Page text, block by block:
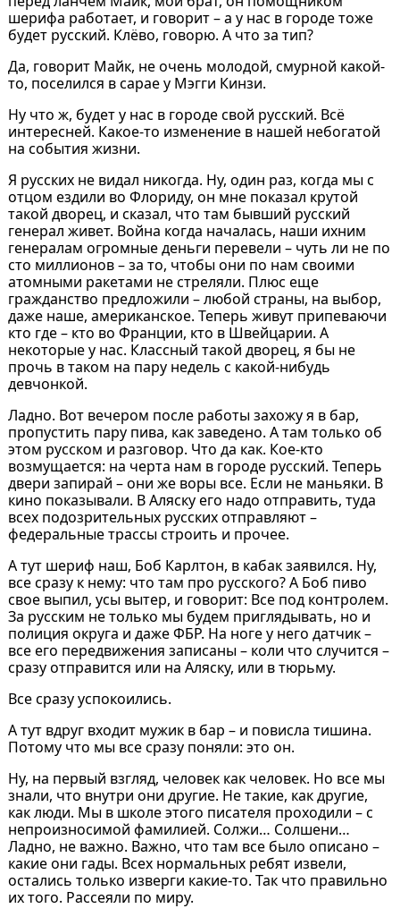
шерифа работает, и говорит – а у нас в городе тоже
будет русский. Клёво, говорю. А что за тип?
Да, говорит Майк, не очень молодой, смурной какой-
то, поселился в сарае у Мэгги Кинзи.
Ну что ж, будет у нас в городе свой русский. Всё
интересней. Какое-то изменение в нашей небогатой
на события жизни.
Я русских не видал никогда. Ну, один раз, когда мы с
отцом ездили во Флориду, он мне показал крутой
такой дворец, и сказал, что там бывший русский
генерал живет. Война когда началась, наши ихним
генералам огромные деньги перевели – чуть ли не по
сто миллионов – за то, чтобы они по нам своими
атомными ракетами не стреляли. Плюс еще
гражданство предложили – любой страны, на выбор,
даже наше, американское. Теперь живут припеваючи
кто где – кто во Франции, кто в Швейцарии. А
некоторые у нас. Классный такой дворец, я бы не
прочь в таком на пару недель с какой-нибудь
девчонкой.
Ладно. Вот вечером после работы захожу я в бар,
пропустить пару пива, как заведено. А там только об
этом русском и разговор. Что да как. Кое-кто
возмущается: на черта нам в городе русский. Теперь
двери запирай – они же воры все. Если не маньяки. В
кино показывали. В Аляску его надо отправить, туда
всех подозрительных русских отправляют –
федеральные трассы строить и прочее.
А тут шериф наш, Боб Карлтон, в кабак заявился. Ну,
все сразу к нему: что там про русского? А Боб пиво
свое выпил, усы вытер, и говорит: Все под контролем.
За русским не только мы будем приглядывать, но и
полиция округа и даже ФБР. На ноге у него датчик –
все его передвижения записаны – коли что случится –
сразу отправится или на Аляску, или в тюрьму.
Все сразу успокоились.
А тут вдруг входит мужик в бар – и повисла тишина.
Потому что мы все сразу поняли: это он.
Ну, на первый взгляд, человек как человек. Но все мы
знали, что внутри они другие. Не такие, как другие,
как люди. Мы в школе этого писателя проходили – с
непроизносимой фамилией. Солжи… Солшени…
Ладно, не важно. Важно, что там все было описано –
какие они гады. Всех нормальных ребят извели,
остались только изверги какие-то. Так что правильно
их того. Рассеяли по миру.